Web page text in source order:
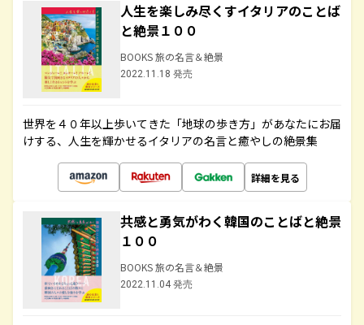
人生を楽しみ尽くすイタリアのことば
と絶景１００
BOOKS 旅の名言＆絶景
2022.11.18 発売
世界を４０年以上歩いてきた「地球の歩き方」があなたにお届
けする、人生を輝かせるイタリアの名言と癒やしの絶景集
詳細を見る
共感と勇気がわく韓国のことばと絶景
１００
BOOKS 旅の名言＆絶景
2022.11.04 発売